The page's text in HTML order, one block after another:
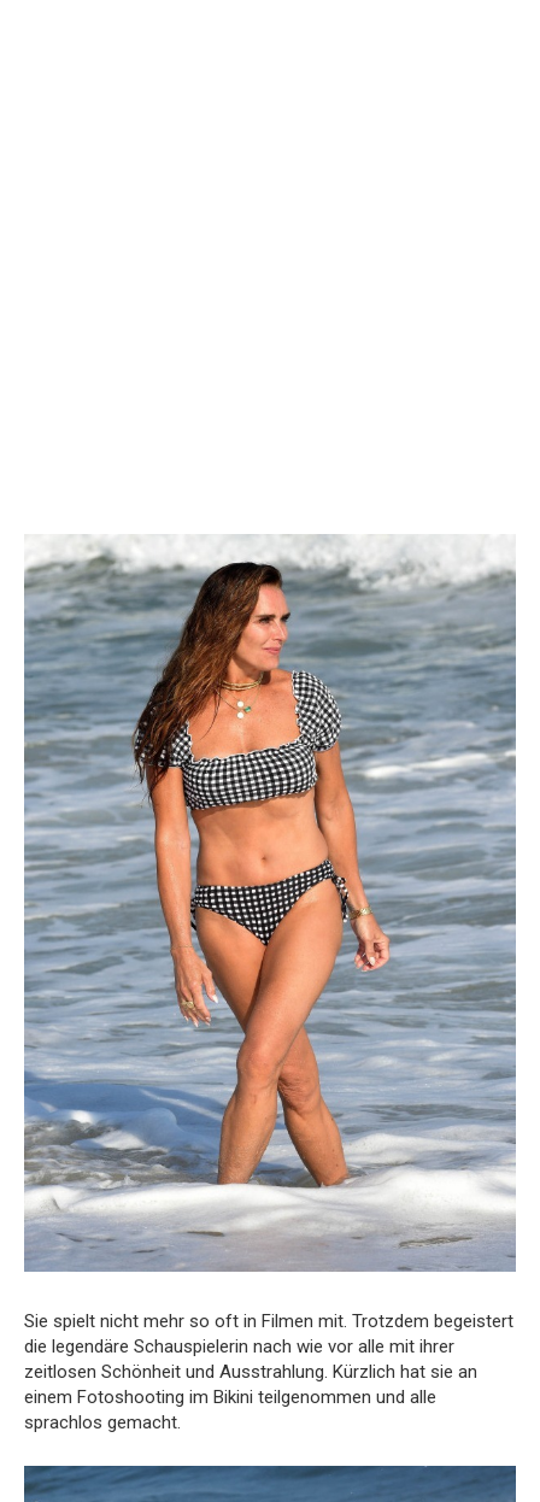
Sie spielt nicht mehr so oft in Filmen mit. Trotzdem begeistert
die legendäre Schauspielerin nach wie vor alle mit ihrer
zeitlosen Schönheit und Ausstrahlung. Kürzlich hat sie an
einem Fotoshooting im Bikini teilgenommen und alle
sprachlos gemacht.